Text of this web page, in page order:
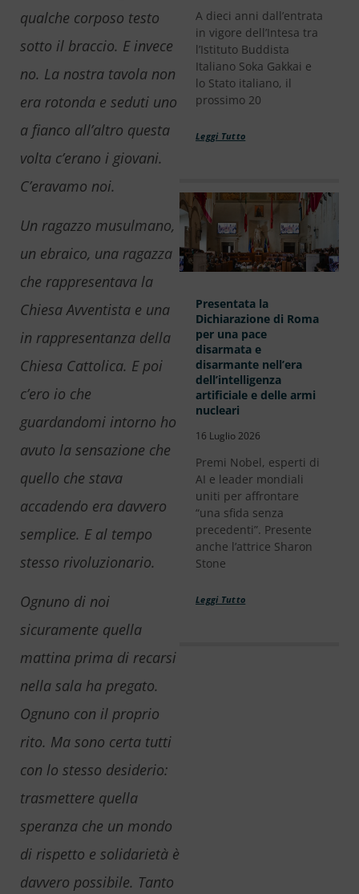
qualche corposo testo
sotto il braccio. E invece
no. La nostra tavola non
era rotonda e seduti uno
a fianco all’altro questa
volta c’erano i giovani.
C’eravamo noi.
Un ragazzo musulmano,
un ebraico, una ragazza
che rappresentava la
Chiesa Avventista e una
in rappresentanza della
Chiesa Cattolica. E poi
c’ero io che
guardandomi intorno ho
avuto la sensazione che
quello che stava
accadendo era davvero
semplice. E al tempo
stesso rivoluzionario.
Ognuno di noi
sicuramente quella
mattina prima di recarsi
nella sala ha pregato.
Ognuno con il proprio
rito. Ma sono certa tutti
con lo stesso desiderio:
trasmettere quella
speranza che un mondo
di rispetto e solidarietà è
davvero possibile. Tanto
A dieci anni dall’entrata
in vigore dell’Intesa tra
l’Istituto Buddista
Italiano Soka Gakkai e
lo Stato italiano, il
prossimo 20
Leggi Tutto
Presentata la
Dichiarazione di Roma
per una pace
disarmata e
disarmante nell’era
dell’intelligenza
artificiale e delle armi
nucleari
16 Luglio 2026
Premi Nobel, esperti di
AI e leader mondiali
uniti per affrontare
“una sfida senza
precedenti”. Presente
anche l’attrice Sharon
Stone
Leggi Tutto